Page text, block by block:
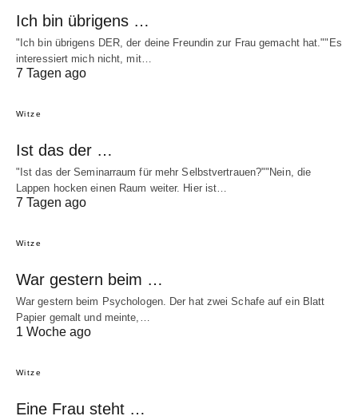
Ich bin übrigens …
"Ich bin übrigens DER, der deine Freundin zur Frau gemacht hat.""Es
interessiert mich nicht, mit…
7 Tagen ago
Witze
Ist das der …
"Ist das der Seminarraum für mehr Selbstvertrauen?""Nein, die
Lappen hocken einen Raum weiter. Hier ist…
7 Tagen ago
Witze
War gestern beim …
War gestern beim Psychologen. Der hat zwei Schafe auf ein Blatt
Papier gemalt und meinte,…
1 Woche ago
Witze
Eine Frau steht …